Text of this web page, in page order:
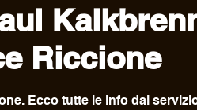
Riccione
Ecco tutte le info dal